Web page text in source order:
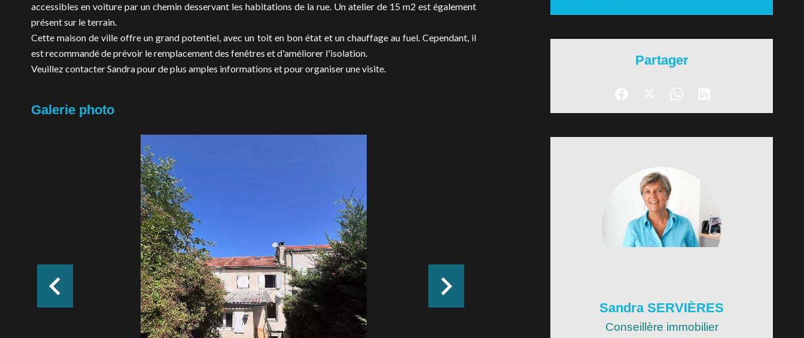
accessibles en voiture par un chemin desservant les habitations de la rue. Un atelier de 15 m2 est également
présent sur le terrain.
Cette maison de ville offre un grand potentiel, avec un toit en bon état et un chauffage au fuel. Cependant, il
est recommandé de prévoir le remplacement des fenêtres et d'améliorer l'isolation.
Veuillez contacter Sandra pour de plus amples informations et pour organiser une visite.
Galerie photo
Partager
Sandra SERVIÈRES
Conseillère immobilier